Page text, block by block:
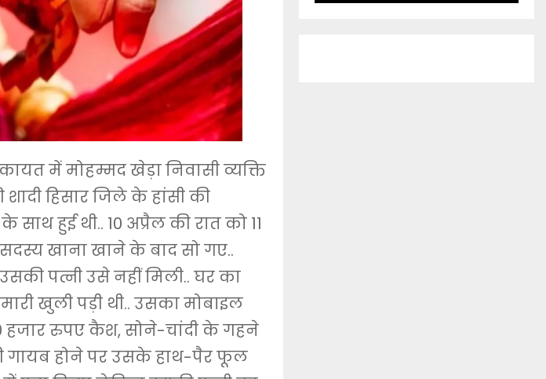
में मोहम्मद खेड़ा निवासी व्यक्ति
हिसार जिले के हांसी की
हुई थी.. 10 अप्रैल की रात को 11
खाना खाने के बाद सो गए..
पत्नी उसे नहीं मिली.. घर का
खुली पड़ी थी.. उसका मोबाइल
हजार रुपए कैश, सोने-चांदी के गहने
गायब होने पर उसके हाथ-पैर फूल